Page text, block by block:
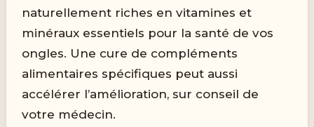
naturellement riches en vitamines et
minéraux essentiels pour la santé de vos
ongles. Une cure de compléments
alimentaires spécifiques peut aussi
accélérer l’amélioration, sur conseil de
votre médecin.